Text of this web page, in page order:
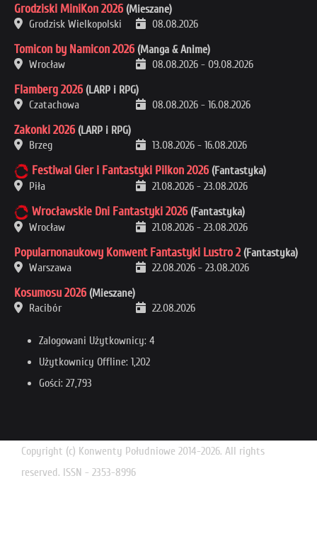
Grodziski MiniKon 2026 (Mieszane)
Grodzisk Wielkopolski
08.08.2026
Tomicon by Namicon 2026 (Manga & Anime)
Wrocław
08.08.2026 - 09.08.2026
Flamberg 2026 (LARP i RPG)
Czatachowa
08.08.2026 - 16.08.2026
Zakonki 2026 (LARP i RPG)
Brzeg
13.08.2026 - 16.08.2026
Festiwal Gier i Fantastyki Pilkon 2026 (Fantastyka)
Piła
21.08.2026 - 23.08.2026
Wrocławskie Dni Fantastyki 2026 (Fantastyka)
Wrocław
21.08.2026 - 23.08.2026
Popularnonaukowy Konwent Fantastyki Lustro 2 (Fantastyka)
Warszawa
22.08.2026 - 23.08.2026
Kosumosu 2026 (Mieszane)
Racibór
22.08.2026
Zalogowani Użytkownicy: 4
Użytkownicy Offline: 1,202
Gości: 27,793
Copyright (c) Konwenty Południowe 2014-2026. All rights
reserved. ISSN - 2353-8996